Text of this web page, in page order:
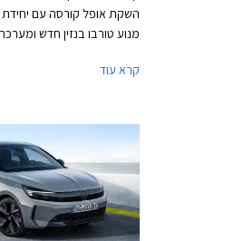
מנוע טורבו בנזין חדש
משלל דגמי קונצרן סטלנטיס,
קרא עוד